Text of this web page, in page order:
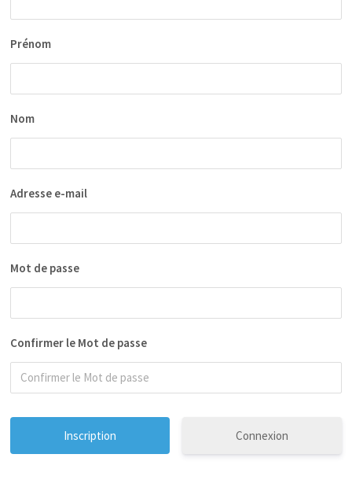
Prénom
Nom
Adresse e-mail
Mot de passe
Confirmer le Mot de passe
Connexion